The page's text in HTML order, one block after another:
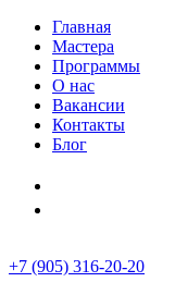
Главная
Мастера
Программы
О нас
Вакансии
Контакты
Блог
+7 (905) 316-20-20